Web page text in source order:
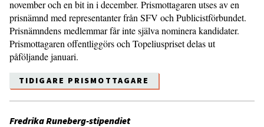
november och en bit in i december. Prismottagaren utses av en
prisnämnd med representanter från SFV och Publicistförbundet.
Prisnämndens medlemmar får inte själva nominera kandidater.
Prismottagaren offentliggörs och Topeliuspriset delas ut
påföljande januari.
TIDIGARE PRISMOTTAGARE
Fredrika Runeberg-stipendiet